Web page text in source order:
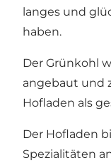
langes und
haben.
Der Grünkohl
angebaut und
Hofladen als
Der Hofladen
Spezialitäten